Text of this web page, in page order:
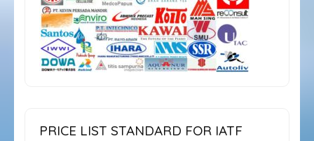
PRICE LIST STANDARD FOR IATF